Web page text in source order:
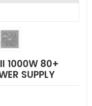
1000W 80+
SUPPLY